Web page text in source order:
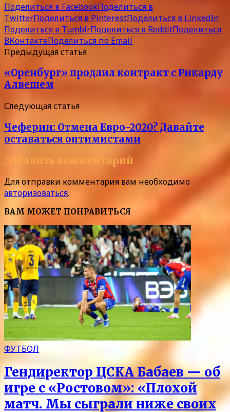
Поделиться в FacebookПоделиться в
TwitterПоделиться в PinterestПоделиться в LinkedIn
Поделиться в TumblrПоделиться в RedditПоделиться
ВКонтактеПоделиться по Email
Предыдущая статья
«Оренбург» продлил контракт с Рикарду
Алвешем
Следующая статья
Чеферин: Отмена Евро-2020? Давайте
оставаться оптимистами
Добавить комментарий
Для отправки комментария вам необходимо
авторизоваться.
ВАМ МОЖЕТ ПОНРАВИТЬСЯ
ФУТБОЛ
Гендиректор ЦСКА Бабаев — об
игре с «Ростовом»: «Плохой
матч. Мы сыграли ниже своих